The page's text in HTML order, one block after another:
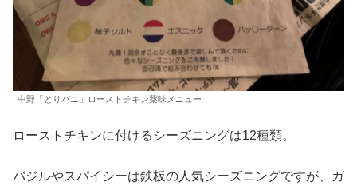
中野「とりパニ」ローストチキン薬味メニュー
ローストチキンに付けるシーズニングは12種類。
バジルやスパイシーは鉄板の人気シーズニングですが、ガ